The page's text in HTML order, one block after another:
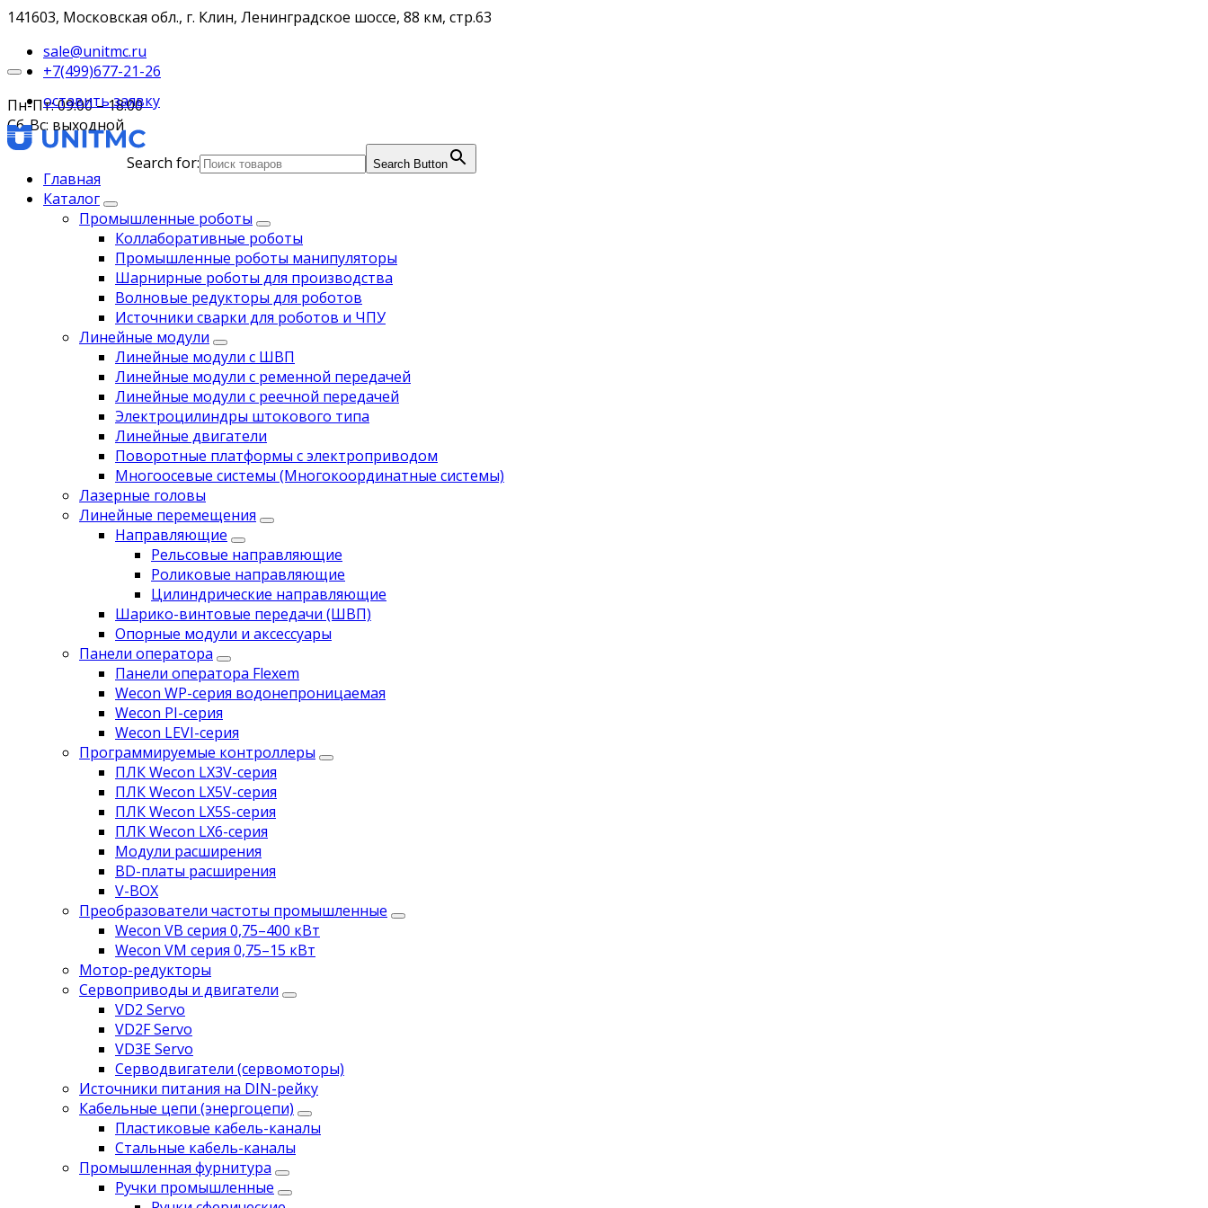
141603, Московская обл., г. Клин, Ленинградское шоссе, 88 км, стр.63
sale@unitmc.ru
+7(499)677-21-26
Пн-Пт: 09:00 – 18:00
Сб-Вс: выходной
Search for:
Search Button
оставить заявку
Главная
Каталог
Промышленные роботы
Коллаборативные роботы
Промышленные роботы манипуляторы
Шарнирные роботы для производства
Волновые редукторы для роботов
Источники сварки для роботов и ЧПУ
Линейные модули
Линейные модули с ШВП
Линейные модули с ременной передачей
Линейные модули с реечной передачей
Электроцилиндры штокового типа
Линейные двигатели
Поворотные платформы с электроприводом
Многоосевые системы (Многокоординатные системы)
Лазерные головы
Линейные перемещения
Направляющие
Рельсовые направляющие
Роликовые направляющие
Цилиндрические направляющие
Шарико-винтовые передачи (ШВП)
Опорные модули и аксессуары
Панели оператора
Панели оператора Flexem
Wecon WP-серия водонепроницаемая
Wecon PI-серия
Wecon LEVI-серия
Программируемые контроллеры
ПЛК Wecon LX3V-серия
ПЛК Wecon LX5V-серия
ПЛК Wecon LX5S-серия
ПЛК Wecon LX6-серия
Модули расширения
BD-платы расширения
V-BOX
Преобразователи частоты промышленные
Wecon VB серия 0,75–400 кВт
Wecon VM серия 0,75–15 кВт
Мотор-редукторы
Сервоприводы и двигатели
VD2 Servo
VD2F Servo
VD3E Servo
Серводвигатели (сервомоторы)
Источники питания на DIN-рейку
Кабельные цепи (энергоцепи)
Пластиковые кабель-каналы
Стальные кабель-каналы
Промышленная фурнитура
Ручки промышленные